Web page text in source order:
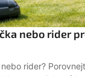
nebo rider
rider?